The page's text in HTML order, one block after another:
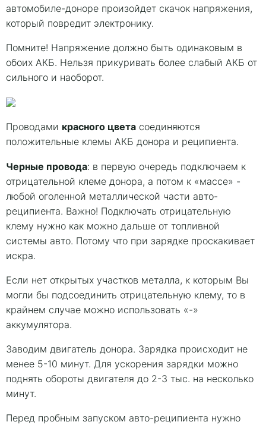
автомобиле-доноре произойдет скачок напряжения,
который повредит электронику.
Помните! Напряжение должно быть одинаковым в
обоих АКБ. Нельзя прикуривать более слабый АКБ от
сильного и наоборот.
Проводами красного цвета соединяются
положительные клемы АКБ донора и реципиента.
Черные провода: в первую очередь подключаем к
отрицательной клеме донора, а потом к «массе» -
любой оголенной металлической части авто-
реципиента. Важно! Подключать отрицательную
клему нужно как можно дальше от топливной
системы авто. Потому что при зарядке проскакивает
искра.
Если нет открытых участков металла, к которым Вы
могли бы подсоединить отрицательную клему, то в
крайнем случае можно использовать «-»
аккумулятора.
Заводим двигатель донора. Зарядка происходит не
менее 5-10 минут. Для ускорения зарядки можно
поднять обороты двигателя до 2-3 тыс. на несколько
минут.
Перед пробным запуском авто-реципиента нужно